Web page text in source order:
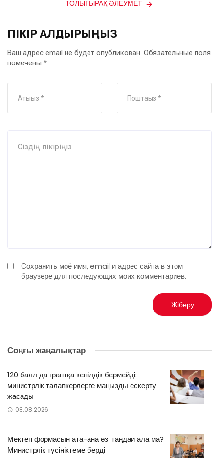
ТОЛЫҒЫРАҚ ӘЛЕУМЕТ
ПІКІР ҚАЛДЫРЫҢЫЗ
Ваш адрес email не будет опубликован. Обязательные поля
помечены *
Сохранить моё имя, email и адрес сайта в этом
браузере для последующих моих комментариев.
Соңғы жаңалықтар
120 балл да грантқа кепілдік бермейді:
министрлік талапкерлерге маңызды ескерту
жасады
08.08.2026
Мектеп формасын ата-ана өзі таңдай ала ма?
Министрлік түсініктеме берді